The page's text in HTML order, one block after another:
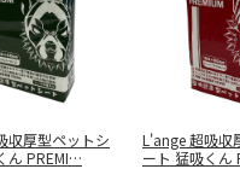
収厚型ペットシ
ん PREMI…
L'ange 超吸収
ート 猛吸くん